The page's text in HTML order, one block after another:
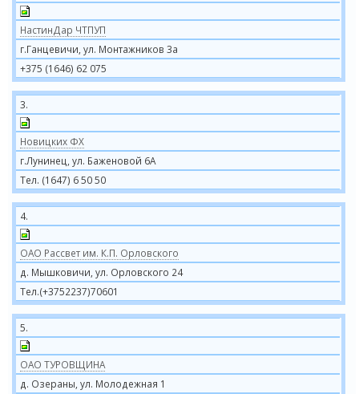
НастинДар ЧТПУП
г.Ганцевичи, ул. Монтажников 3а
+375 (1646) 62 075
3.
Новицких ФХ
г.Лунинец, ул. Баженовой 6А
Тел. (1647) 6 50 50
4.
ОАО Рассвет им. К.П. Орловского
д. Мышковичи, ул. Орловского 24
Тел.(+3752237)70601
5.
ОАО ТУРОВЩИНА
д. Озераны, ул. Молодежная 1